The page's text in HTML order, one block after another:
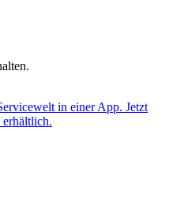
in einer App. Jetzt
erhältlich.